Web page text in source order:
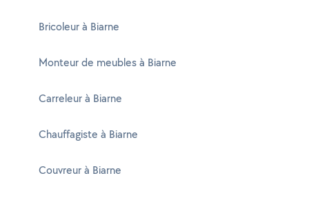
Bricoleur à Biarne
Monteur de meubles à Biarne
Carreleur à Biarne
Chauffagiste à Biarne
Couvreur à Biarne